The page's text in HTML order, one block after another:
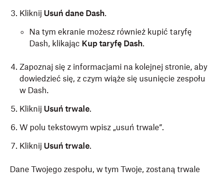
Kliknij Usuń dane Dash.
Na tym ekranie możesz również kupić taryfę
Dash, klikając Kup taryfę Dash.
Zapoznaj się z informacjami na kolejnej stronie, aby
dowiedzieć się, z czym wiąże się usunięcie zespołu
w Dash.
Kliknij Usuń trwale.
W polu tekstowym wpisz „usuń trwale”.
Kliknij Usuń trwale.
Dane Twojego zespołu, w tym Twoje, zostaną trwale